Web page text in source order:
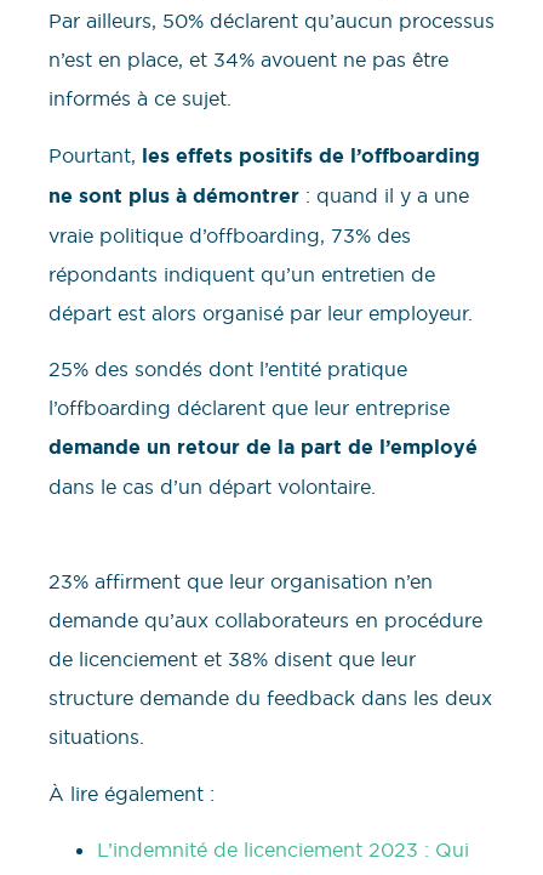
Par ailleurs, 50% déclarent qu’aucun processus
n’est en place, et 34% avouent ne pas être
informés à ce sujet.
Pourtant, les effets positifs de l’offboarding
ne sont plus à démontrer : quand il y a une
vraie politique d’offboarding, 73% des
répondants indiquent qu’un entretien de
départ est alors organisé par leur employeur.
25% des sondés dont l’entité pratique
l’offboarding déclarent que leur entreprise
demande un retour de la part de l’employé
dans le cas d’un départ volontaire.
23% affirment que leur organisation n’en
demande qu’aux collaborateurs en procédure
de licenciement et 38% disent que leur
structure demande du feedback dans les deux
situations.
À lire également :
L’indemnité de licenciement 2023 : Qui